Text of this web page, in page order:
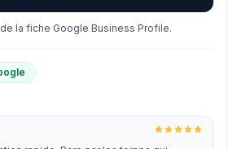
la fiche Google Business Profile.